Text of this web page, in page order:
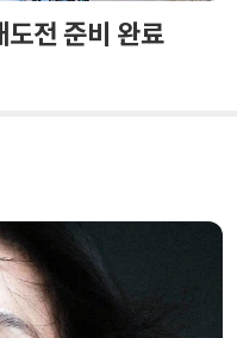
전 준비 완료